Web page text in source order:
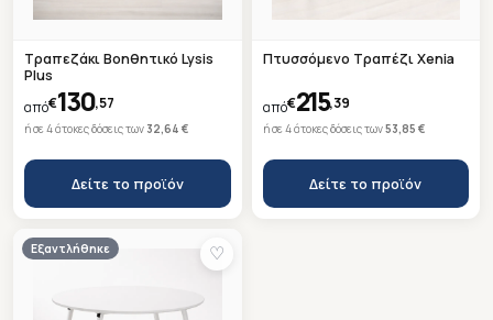
chosen
on
the
product
page
chosen
the
product
page
Τραπεζάκι Βοηθητικό Lysis
Plus
από€130,57
ή σε 4 άτοκες δόσεις των 32,64 €
Δείτε το προϊόν
Πτυσσόμενο Τραπέζι Xenia
από€215,39
ή σε 4 άτοκες δόσεις των53,85 €
Δείτε το προϊόν
Εξαντλήθηκε ♡